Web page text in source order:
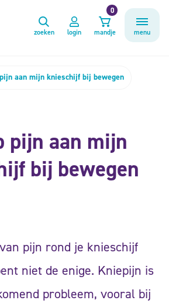
zoeken login mandje
0
menu
aan mijn knieschijf bij bewegen
pijn aan mijn
bij bewegen
pijn rond je knieschijf
niet de enige. Kniepijn is
probleem, vooral bij